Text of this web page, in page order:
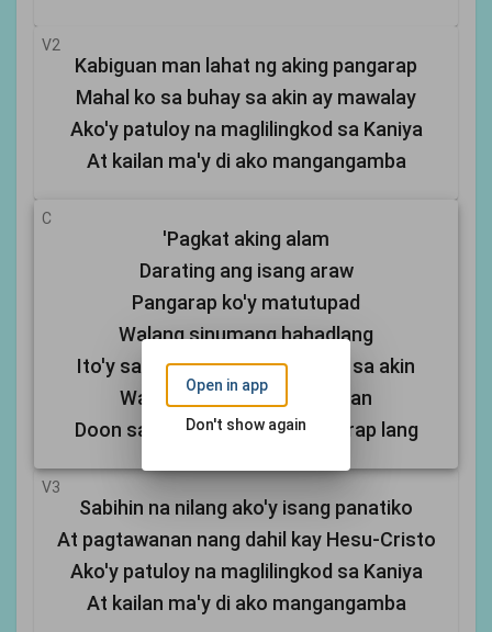
V2
Kabiguan man lahat ng aking pangarap
Mahal ko sa buhay sa akin ay mawalay
Ako'y patuloy na maglilingkod sa Kaniya
At kailan ma'y di ako mangangamba
C
'Pagkat aking alam
Darating ang isang araw
Pangarap ko'y matutupad
Walang sinumang hahadlang
Ito'y sadyang ibinigay ni Hesus sa akin
Walang hanggang kasiyahan
Doon sa kalangitan at di pangarap lang
V3
Sabihin na nilang ako'y isang panatiko
At pagtawanan nang dahil kay Hesu-Cristo
Ako'y patuloy na maglilingkod sa Kaniya
At kailan ma'y di ako mangangamba
Open in app
Don't show again